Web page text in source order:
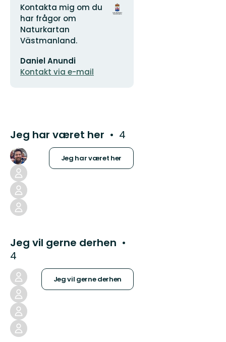
Adresse
Kontakta mig om du
har frågor om
Naturkartan
Västmanland.
mailadresse
Daniel Anundi
Kontakt via e-mail
Organisationens
logotype
Jeg har været her 4
Jeg har været her
Jeg vil gerne derhen
4
Jeg vil gerne derhen